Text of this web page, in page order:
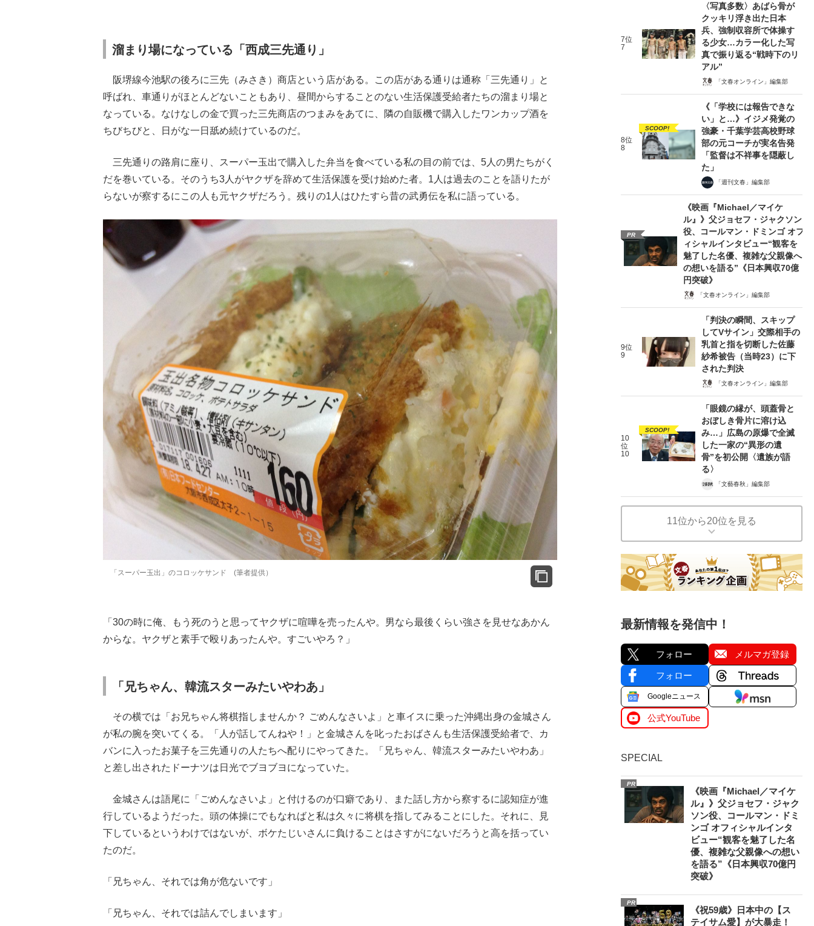
溜まり場になっている「西成三先通り」
阪堺線今池駅の後ろに三先（みさき）商店という店がある。この店がある通りは通称「三先通り」と
呼ばれ、車通りがほとんどないこともあり、昼間からすることのない生活保護受給者たちの溜まり場と
なっている。なけなしの金で買った三先商店のつまみをあてに、隣の自販機で購入したワンカップ酒を
ちびちびと、日がな一日舐め続けているのだ。
三先通りの路肩に座り、スーパー玉出で購入した弁当を食べている私の目の前では、5人の男たちがく
だを巻いている。そのうち3人がヤクザを辞めて生活保護を受け始めた者。1人は過去のことを語りたが
らないが察するにこの人も元ヤクザだろう。残りの1人はひたすら昔の武勇伝を私に語っている。
「スーパー玉出」のコロッケサンド (筆者提供）
「30の時に俺、もう死のうと思ってヤクザに喧嘩を売ったんや。男なら最後くらい強さを見せなあかん
からな。ヤクザと素手で殴りあったんや。すごいやろ？」
「兄ちゃん、韓流スターみたいやわあ」
その横では「お兄ちゃん将棋指しませんか？ ごめんなさいよ」と車イスに乗った沖縄出身の金城さん
が私の腕を突いてくる。「人が話してんねや！」と金城さんを叱ったおばさんも生活保護受給者で、カ
バンに入ったお菓子を三先通りの人たちへ配りにやってきた。「兄ちゃん、韓流スターみたいやわあ」
と差し出されたドーナツは日光でブヨブヨになっていた。
金城さんは語尾に「ごめんなさいよ」と付けるのが口癖であり、また話し方から察するに認知症が進
行しているようだった。頭の体操にでもなればと私は久々に将棋を指してみることにした。それに、見
下しているというわけではないが、ボケたじいさんに負けることはさすがにないだろうと高を括ってい
たのだ。
「兄ちゃん、それでは角が危ないです」
「兄ちゃん、それでは詰んでしまいます」
7位
7
〈写真多数〉あばら骨が
クッキリ浮き出た日本
兵、強制収容所で体操す
る少女…カラー化した写
真で振り返る“戦時下のリ
アル”
「文春オンライン」編集部
8位
8
SCOOP!
《「学校には報告できな
い」と…》イジメ発覚の
強豪・千葉学芸高校野球
部の元コーチが実名告発
「監督は不祥事を隠蔽し
た」
「週刊文春」編集部
PR
《映画『Michael／マイケ
ル』》父ジョセフ・ジャクソン
役、コールマン・ドミンゴ オフ
ィシャルインタビュー“観客を
魅了した名優、複雑な父親像へ
の想いを語る”《日本興収70億
円突破》
「文春オンライン」編集部
9位
9
「判決の瞬間、スキップ
してVサイン」交際相手の
乳首と指を切断した佐藤
紗希被告（当時23）に下
された判決
「文春オンライン」編集部
10
位
10
SCOOP!
「眼鏡の縁が、頭蓋骨と
おぼしき骨片に溶け込
み…」広島の原爆で全滅
した一家の“異形の遺
骨”を初公開〈遺族が語
る〉
「文藝春秋」編集部
11位から20位を見る
最新情報を発信中！
フォロー メルマガ登録
フォロー
Googleニュース
公式YouTube
SPECIAL
PR
《映画『Michael／マイケ
ル』》父ジョセフ・ジャク
ソン役、コールマン・ドミ
ンゴ オフィシャルインタ
ビュー“観客を魅了した名
優、複雑な父親像への想い
を語る”《日本興収70億円
突破》
PR
《祝59歳》日本中の【ス
テイサム愛】が大暴走！